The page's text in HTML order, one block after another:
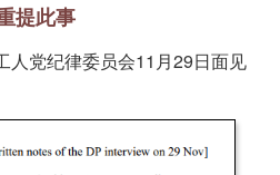
提此事
人党纪律委员会11月29日面见